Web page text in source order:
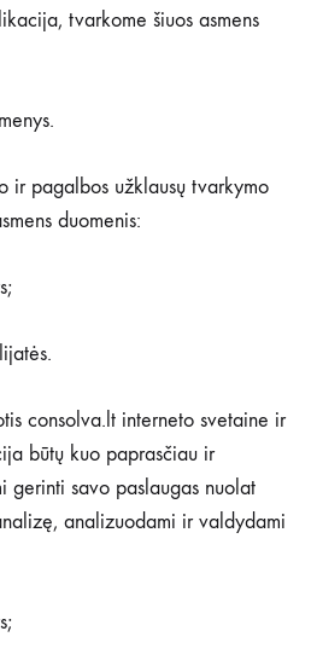
tvarkome šiuos asmens
ir pagalbos užklausų tvarkymo
duomenis:
consolva.lt interneto svetaine ir
būtų kuo paprasčiau ir
gerinti savo paslaugas nuolat
analizuodami ir valdydami